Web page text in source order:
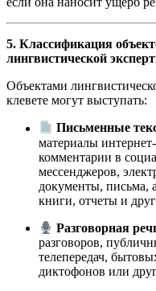
5. Классификация
лингвистической
Объектами
клевете могут выступать:
Письменные
материалы
комментарии в
мессенджеров,
документы, письма,
книги, отчеты и
Разговорная
разговоров,
телепередач,
диктофонов или